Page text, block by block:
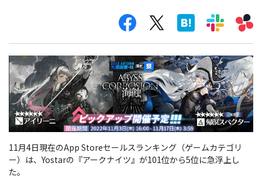
11月4日現在のApp Storeセールスランキング（ゲームカテゴリ
ー）は、Yostarの『アークナイツ』が101位から5位に急浮上し
た。